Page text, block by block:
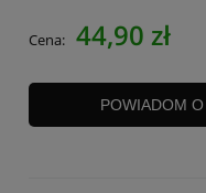
Cena: 44,90 zł
POWIADOM